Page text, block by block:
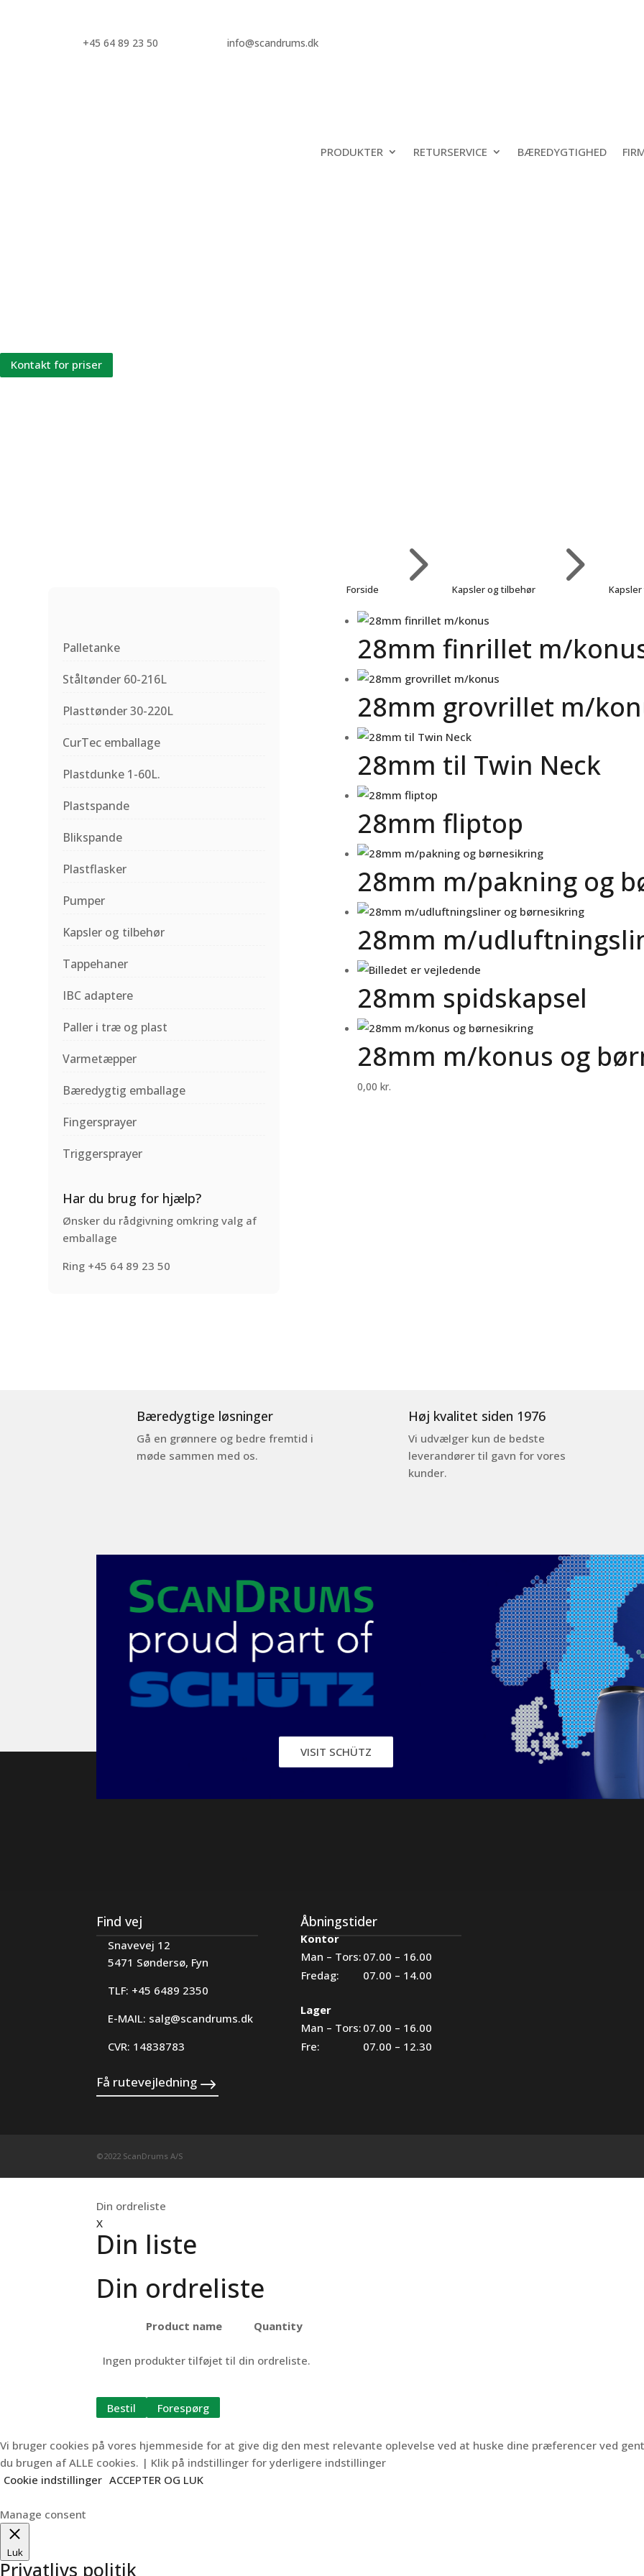
+45 64 89 23 50 info@scandrums.dk
PRODUKTER RETURSERVICE BÆREDYGTIGHED
Kontakt for priser
Palletanke
Ståltønder 60-216L
Plasttønder 30-220L
CurTec emballage
Plastdunke 1-60L.
Plastspande
Blikspande
Plastflasker
Pumper
Kapsler og tilbehør
Tappehaner
IBC adaptere
Paller i træ og plast
Varmetæpper
Bæredygtig emballage
Fingersprayer
Triggersprayer
Har du brug for hjælp?
Ønsker du rådgivning omkring valg af
emballage
Ring +45 64 89 23 50
Forside 5 Kapsler og tilbehør 5
28mm finrillet m/
28mm grovrillet m/
28mm til Twin Neck
28mm fliptop
28mm m/pakning og
28mm m/
28mm spidskapsel
28mm m/konus og
0,00kr.
Bæredygtige løsninger
Gå en grønnere og bedre fremtid i
møde sammen med os.
Høj kvalitet siden 1976
Vi udvælger kun de bedste
leverandører til gavn for vores
kunder.
VISIT SCHÜTZ
Find vej
Snavevej 12
5471 Søndersø, Fyn
TLF: +45 6489 2350
E-MAIL: salg@scandrums.dk
CVR: 14838783
Få rutevejledning
Åbningstider
Kontor
Man – Tors: 07.00 – 16.00
Fredag:
07.00 – 14.00
Lager
Man – Tors: 07.00 – 16.00
Fre:
07.00 – 12.30
©2022 ScanDrums A/S
Din ordreliste
X
Din liste
Din ordreliste
Product name Quantity
Ingen produkter tilføjet til din ordreliste.
Bestil Forespørg
Vi bruger cookies på vores hjemmeside for at give dig den mest relevante oplevelse ved at huske dine præferencer ved
du brugen af ALLE cookies. | Klik på indstillinger for yderligere indstillinger
Cookie indstillinger ACCEPTER OG LUK
Manage consent
Luk
Privatlivs politik